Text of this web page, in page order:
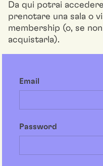
Da qui potrai
prenotare una sala o
membership (o, se
acquistarla).
Email
Password